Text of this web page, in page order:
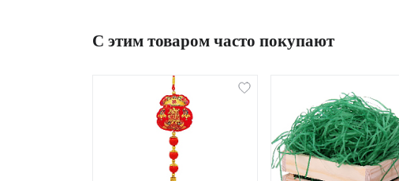
С этим товаром часто покупают